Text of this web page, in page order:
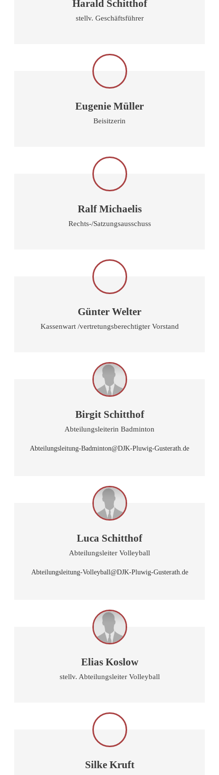
Harald Schitthof
stellv. Geschäftsführer
Eugenie Müller
Beisitzerin
Ralf Michaelis
Rechts-/Satzungsausschuss
Günter Welter
Kassenwart /vertretungsberechtigter Vorstand
Birgit Schitthof
Abteilungsleiterin Badminton
Abteilungsleitung-Badminton@DJK-Pluwig-Gusterath.de
Luca Schitthof
Abteilungsleiter Volleyball
Abteilungsleitung-Volleyball@DJK-Pluwig-Gusterath.de
Elias Koslow
stellv. Abteilungsleiter Volleyball
Silke Kruft